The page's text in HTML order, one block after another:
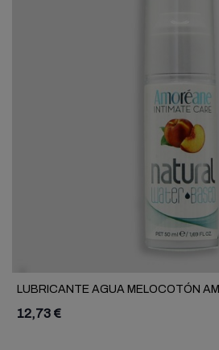
LUBRICANTE AGUA MELOCOTÓN AM.
12,73 €